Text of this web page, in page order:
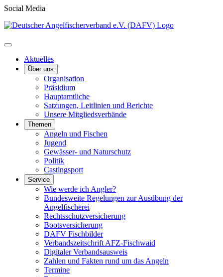
Social Media
Aktuelles
Über uns
Organisation
Präsidium
Hauptamtliche
Satzungen, Leitlinien und Berichte
Unsere Mitgliedsverbände
Themen
Angeln und Fischen
Jugend
Gewässer- und Naturschutz
Politik
Castingsport
Service
Wie werde ich Angler?
Bundesweite Regelungen zur Ausübung der
Angelfischerei
Rechtsschutzversicherung
Bootsversicherung
DAFV Fischbilder
Verbandszeitschrift AFZ-Fischwaid
Digitaler Verbandsausweis
Zahlen und Fakten rund um das Angeln
Termine